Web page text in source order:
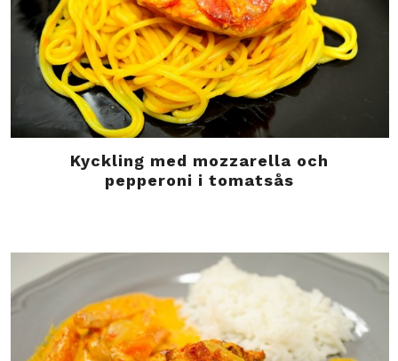
Kyckling med mozzarella och
pepperoni i tomatsås